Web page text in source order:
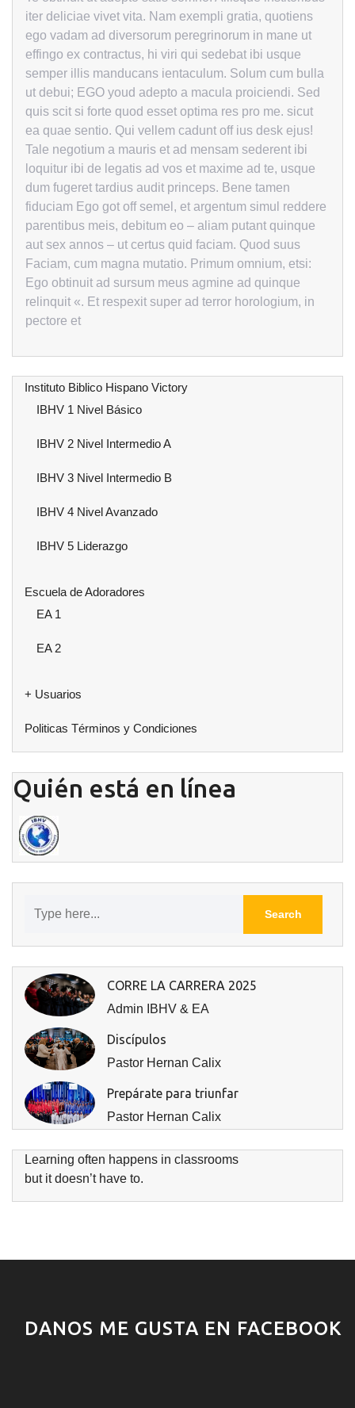
iter deliciae vivet vita. Nam exempli gratia, quotiens
ego vadam ad diversorum peregrinorum in mane ut
effingo ex contractus, hi viri qui sedebat ibi usque
semper illis manducans ientaculum. Solum cum bulla
ut debui; EGO youd adepto a macula proiciendi. Sed
quis scit si forte quod esset optima res pro me. sicut
ea quae sentio. Qui vellem cadunt off ius desk ejus!
Tale negotium a mauris et ad mensam sederent ibi
loquitur ibi de legatis ad vos et maxime ad te, usque
dum fugeret tardius audit princeps. Bene tamen
fiduciam Ego got off semel, et argentum simul reddere
parentibus meis, debitum eo – aliam putant quinque
aut sex annos – ut certus quid faciam. Quod suus
Faciam, cum magna mutatio. Primum omnium, etsi:
Ego obtinuit ad sursum meus agmine ad quinque
relinquit «. Et respexit super ad terror horologium, in
pectore et
Instituto Biblico Hispano Victory
IBHV 1 Nivel Básico
IBHV 2 Nivel Intermedio A
IBHV 3 Nivel Intermedio B
IBHV 4 Nivel Avanzado
IBHV 5 Liderazgo
Escuela de Adoradores
EA 1
EA 2
+ Usuarios
Politicas Términos y Condiciones
Quién está en línea
CORRE LA CARRERA 2025
Admin IBHV & EA
Discípulos
Pastor Hernan Calix
Prepárate para triunfar
Pastor Hernan Calix
Learning often happens in classrooms
but it doesn’t have to.
DANOS ME GUSTA EN FACEBOOK